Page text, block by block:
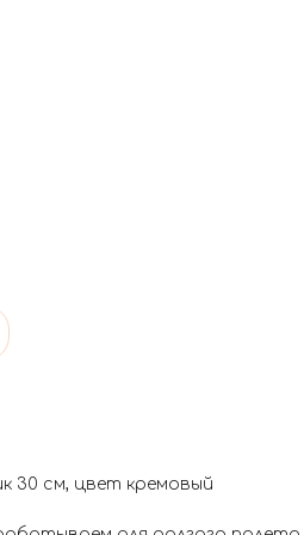
30 см, цвет кремовый